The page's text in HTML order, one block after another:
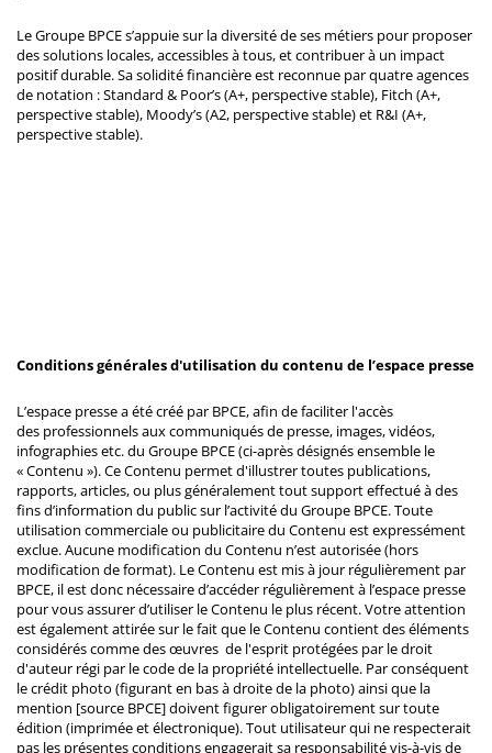
Le Groupe BPCE s’appuie sur la diversité de ses métiers pour proposer
des solutions locales, accessibles à tous, et contribuer à un impact
positif durable. Sa solidité financière est reconnue par quatre agences
de notation : Standard & Poor’s (A+, perspective stable), Fitch (A+,
perspective stable), Moody’s (A2, perspective stable) et R&I (A+,
perspective stable).
Conditions générales d'utilisation du contenu de l’espace presse
L’espace presse a été créé par BPCE, afin de faciliter l'accès
des professionnels aux communiqués de presse, images, vidéos,
infographies etc. du Groupe BPCE (ci-après désignés ensemble le
« Contenu »). Ce Contenu permet d'illustrer toutes publications,
rapports, articles, ou plus généralement tout support effectué à des
fins d’information du public sur l’activité du Groupe BPCE. Toute
utilisation commerciale ou publicitaire du Contenu est expressément
exclue. Aucune modification du Contenu n’est autorisée (hors
modification de format). Le Contenu est mis à jour régulièrement par
BPCE, il est donc nécessaire d’accéder régulièrement à l’espace presse
pour vous assurer d’utiliser le Contenu le plus récent. Votre attention
est également attirée sur le fait que le Contenu contient des éléments
considérés comme des œuvres de l'esprit protégées par le droit
d'auteur régi par le code de la propriété intellectuelle. Par conséquent
le crédit photo (figurant en bas à droite de la photo) ainsi que la
mention [source BPCE] doivent figurer obligatoirement sur toute
édition (imprimée et électronique). Tout utilisateur qui ne respecterait
pas les présentes conditions engagerait sa responsabilité vis-à-vis de